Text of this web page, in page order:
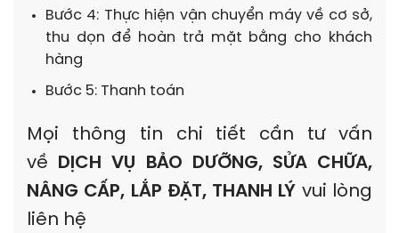
Bước 4: Thực hiện vận chuyển máy về cơ sở,
thu dọn để hoàn trả mặt bằng cho khách
hàng
Bước 5: Thanh toán
Mọi thông tin chi tiết cần tư vấn
về
DỊCH VỤ BẢO DƯỠNG, SỬA CHỮA,
NÂNG CẤP, LẮP ĐẶT, THANH LÝ vui lòng
liên hệ